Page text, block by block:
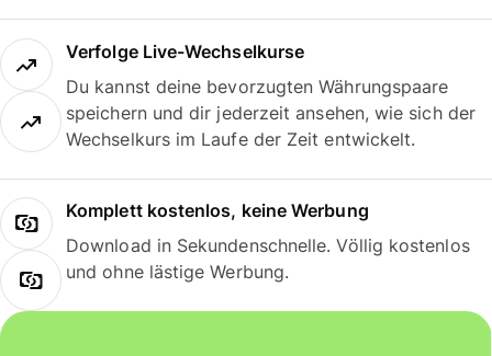
Verfolge Live-Wechselkurse
Du kannst deine bevorzugten Währungspaare
speichern und dir jederzeit ansehen, wie sich der
Wechselkurs im Laufe der Zeit entwickelt.
Komplett kostenlos, keine Werbung
Download in Sekundenschnelle. Völlig kostenlos
und ohne lästige Werbung.